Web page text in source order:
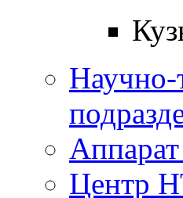
Научно-
Центр